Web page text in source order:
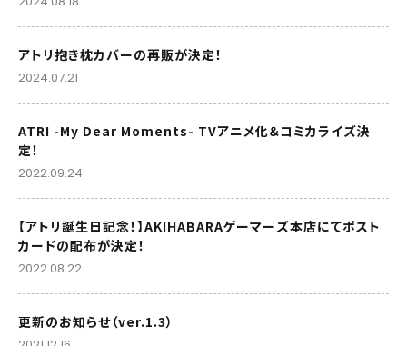
アトリ抱き枕カバーの再販が決定！
2024.07.21
ATRI -My Dear Moments- TVアニメ化＆コミカライズ決
定！
2022.09.24
【アトリ誕生日記念！】AKIHABARAゲーマーズ本店にてポスト
カードの配布が決定！
2022.08.22
更新のお知らせ（ver.1.3）